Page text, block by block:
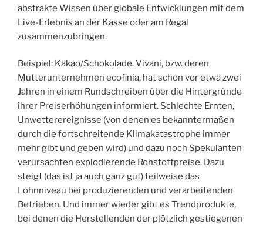
abstrakte Wissen über globale Entwicklungen mit dem
Live-Erlebnis an der Kasse oder am Regal
zusammenzubringen.
Beispiel: Kakao/Schokolade. Vivani, bzw. deren
Mutterunternehmen ecofinia, hat schon vor etwa zwei
Jahren in einem Rundschreiben über die Hintergründe
ihrer Preiserhöhungen informiert. Schlechte Ernten,
Unwetterereignisse (von denen es bekanntermaßen
durch die fortschreitende Klimakatastrophe immer
mehr gibt und geben wird) und dazu noch Spekulanten
verursachten explodierende Rohstoffpreise. Dazu
steigt (das ist ja auch ganz gut) teilweise das
Lohnniveau bei produzierenden und verarbeitenden
Betrieben. Und immer wieder gibt es Trendprodukte,
bei denen die Herstellenden der plötzlich gestiegenen